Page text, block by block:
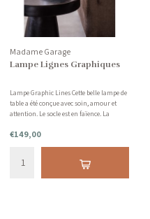
Madame Garage
Lampe Lignes Graphiques
Lampe Graphic Lines Cette belle lampe de
table a été conçue avec soin, amour et
attention. Le socle est en faïence. La
€149,00